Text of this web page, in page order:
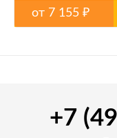
от 7 155 ₽
+7